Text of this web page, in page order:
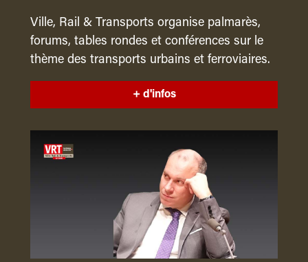
Ville, Rail & Transports organise palmarès,
forums, tables rondes et conférences sur le
thème des transports urbains et ferroviaires.
+ d'infos